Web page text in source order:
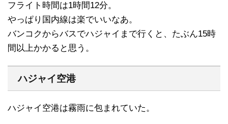
フライト時間は1時間12分。
やっぱり国内線は楽でいいなあ。
バンコクからバスでハジャイまで行くと、たぶん15時
間以上かかると思う。
ハジャイ空港
ハジャイ空港は霧雨に包まれていた。